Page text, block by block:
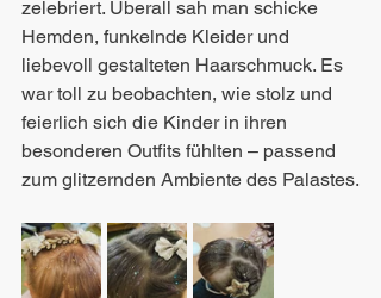
zelebriert. Überall sah man schicke
Hemden, funkelnde Kleider und
liebevoll gestalteten Haarschmuck. Es
war toll zu beobachten, wie stolz und
feierlich sich die Kinder in ihren
besonderen Outfits fühlten – passend
zum glitzernden Ambiente des Palastes.